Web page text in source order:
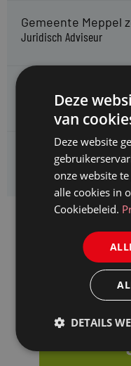
Gemeente Meppel
Juridisch Adviseur
Juridisch adviseur
Kifid zoekt een
Jurist- secretaris
Deze
van
Deze website
onze website
alle cookies in
Cookiebeleid.
DETAILS